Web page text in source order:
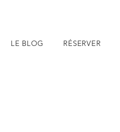
LE BLOG RÉSERVER